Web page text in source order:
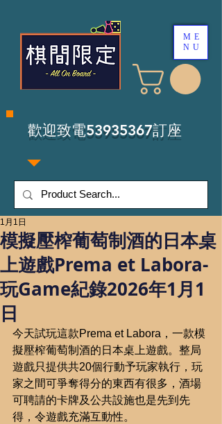
​歡迎致電53935367訂座
ME
NU
模擬壓榨葡萄制酒的日本桌
上遊戲Prema et Labora-
玩Game紀錄2026年1月1
日
1月1日
今天試玩這款Prema et Labora，一款模
擬壓榨葡萄制酒的日本桌上遊戲。整局
遊戲只提供共20個行動予玩家執行，玩
家之間可爭奪得分的東西有很多，酒場
可聘請的卡牌及公共設施也是先到先
得，令遊戲充滿互動性。